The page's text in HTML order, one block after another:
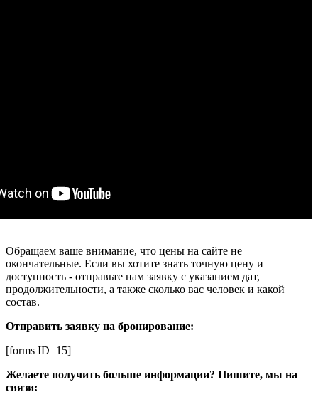
Обращаем ваше внимание, что цены на сайте не
окончательные. Если вы хотите знать точную цену и
доступность - отправьте нам заявку с указанием дат,
продолжительности, а также сколько вас человек и какой
состав.
Отправить заявку на бронирование:
[forms ID=15]
Желаете получить больше информации? Пишите, мы на
связи: